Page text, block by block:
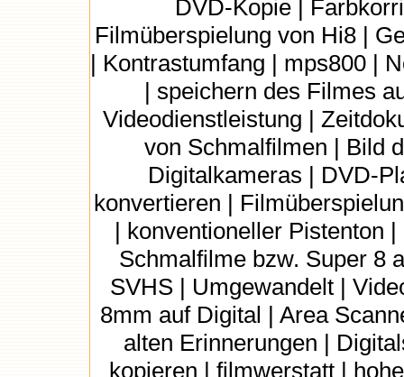
DVD-Kopie |
Filmüberspielung von Hi8 |
| Kontrastumfang | mps800 |
| speichern des Filmes
Videodienstleistung |
von Schmalfilmen | Bild
Digitalkameras | DVD-
konvertieren |
| konventioneller Pistenton
Schmalfilme bzw. Super 8
SVHS | Umgewandelt |
8mm auf Digital | Area
alten Erinnerungen |
kopieren | filmwerstatt |